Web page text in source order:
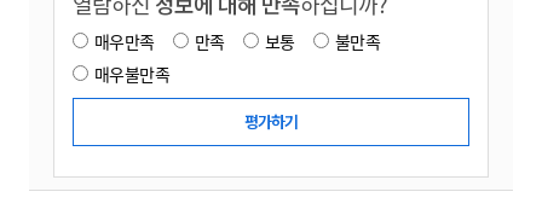
매우만족 만족 보통
불만족
매우불만족